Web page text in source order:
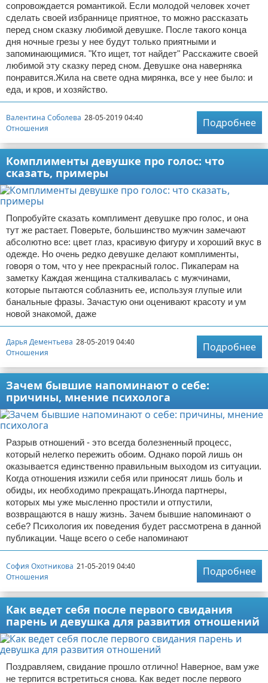
сопровождается романтикой. Если молодой человек хочет
сделать своей избраннице приятное, то можно рассказать
перед сном сказку любимой девушке. После такого конца
дня ночные грезы у нее будут только приятными и
запоминающимися. "Кто ищет, тот найдет" Расскажите своей
любимой эту сказку перед сном. Девушке она наверняка
понравится.Жила на свете одна мирянка, все у нее было: и
еда, и кров, и хозяйство.
Валентина Соболева 28-05-2019 04:40
Отношения
Подробнее
Комплименты девушке про голос: что
сказать, примеры
Попробуйте сказать комплимент девушке про голос, и она
тут же растает. Поверьте, большинство мужчин замечают
абсолютно все: цвет глаз, красивую фигуру и хороший вкус в
одежде. Но очень редко девушке делают комплименты,
говоря о том, что у нее прекрасный голос. Пикаперам на
заметку Каждая женщина сталкивалась с мужчинами,
которые пытаются соблазнить ее, используя глупые или
банальные фразы. Зачастую они оценивают красоту и ум
новой знакомой, даже
Дарья Дементьева 28-05-2019 04:40
Отношения
Подробнее
Зачем бывшие напоминают о себе:
причины, мнение психолога
Разрыв отношений - это всегда болезненный процесс,
который нелегко пережить обоим. Однако порой лишь он
оказывается единственно правильным выходом из ситуации.
Когда отношения изжили себя или приносят лишь боль и
обиды, их необходимо прекращать.Иногда партнеры,
которых мы уже мысленно простили и отпустили,
возвращаются в нашу жизнь. Зачем бывшие напоминают о
себе? Психология их поведения будет рассмотрена в данной
публикации. Чаще всего о себе напоминают
София Охотникова 21-05-2019 04:40
Отношения
Подробнее
Как ведет себя после первого свидания
парень и девушка для развития отношений
Поздравляем, свидание прошло отлично! Наверное, вам уже
не терпится встретиться снова. Как ведет после первого